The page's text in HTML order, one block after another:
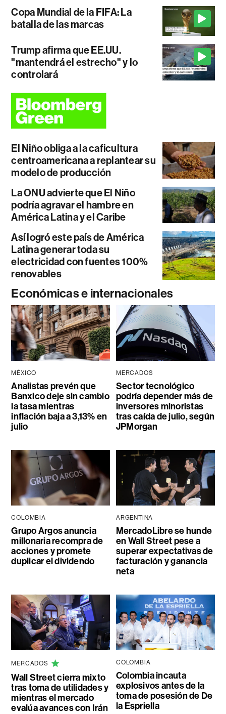
Copa Mundial de la FIFA: La
batalla de las marcas
Trump afirma que EE.UU.
"mantendrá el estrecho" y lo
controlará
El Niño obliga a la caficultura
centroamericana a replantear su
modelo de producción
La ONU advierte que El Niño
podría agravar el hambre en
América Latina y el Caribe
Así logró este país de América
Latina generar toda su
electricidad con fuentes 100%
renovables
Económicas e internacionales
MÉXICO
Analistas prevén que
Banxico deje sin cambio
la tasa mientras
inflación baja a 3,13% en
julio
MERCADOS
Sector tecnológico
podría depender más de
inversores minoristas
tras caída de julio, según
JPMorgan
COLOMBIA
Grupo Argos anuncia
millonaria recompra de
acciones y promete
duplicar el dividendo
ARGENTINA
MercadoLibre se hunde
en Wall Street pese a
superar expectativas de
facturación y ganancia
neta
MERCADOS
Wall Street cierra mixto
tras toma de utilidades y
mientras el mercado
evalúa avances con Irán
COLOMBIA
Colombia incauta
explosivos antes de la
toma de posesión de De
la Espriella